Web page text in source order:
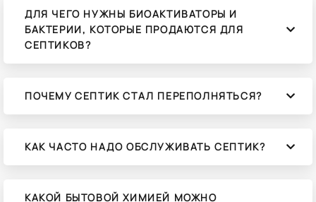
ДЛЯ ЧЕГО НУЖНЫ БИОАКТИВАТОРЫ И
БАКТЕРИИ, КОТОРЫЕ ПРОДАЮТСЯ ДЛЯ
СЕПТИКОВ?
ПОЧЕМУ СЕПТИК СТАЛ ПЕРЕПОЛНЯТЬСЯ?
КАК ЧАСТО НАДО ОБСЛУЖИВАТЬ СЕПТИК?
КАКОЙ БЫТОВОЙ ХИМИЕЙ МОЖНО